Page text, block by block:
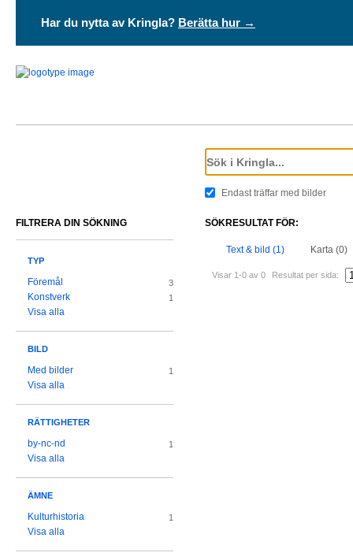
Har du nytta av Kringla? Berätta hur →
Endast träffar med bilder
SÖKRESULTAT FÖR:
Text & bild (1) Karta (0)
Visar 1-0 av 0 Resultat per sida:
FILTRERA DIN SÖKNING
TYP
Föremål 3
Konstverk 1
Visa alla
BILD
Med bilder 1
Visa alla
RÄTTIGHETER
by-nc-nd 1
Visa alla
ÄMNE
Kulturhistoria 1
Visa alla